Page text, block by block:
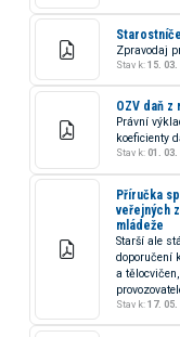
Zpravodaj
Stav k: 15. 03.
OZV daň z
Právní
koeficienty
Stav k: 01. 03.
Příručka
veřejných
mládeže
Starší ale
doporučení
a
Stav k: 17. 05.